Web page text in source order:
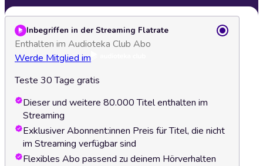
Inbegriffen in der Streaming Flatrate
Enthalten im Audioteka Club Abo
Werde Mitglied im
Teste 30 Tage gratis
Dieser und weitere 80.000 Titel enthalten im
Streaming
Exklusiver Abonnent:innen Preis für Titel, die nicht
im Streaming verfügbar sind
Flexibles Abo passend zu deinem Hörverhalten